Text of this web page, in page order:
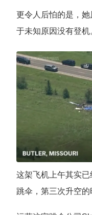
更令人后怕的是，
于未知原因没有登机
这架飞机上午其实
跳伞，第三次升空的